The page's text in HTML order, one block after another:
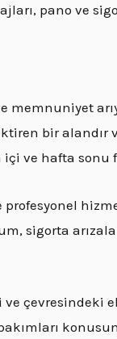
pano ve
memnuniyet
bir alandır
içi ve hafta
sigorta
ve çevresindeki